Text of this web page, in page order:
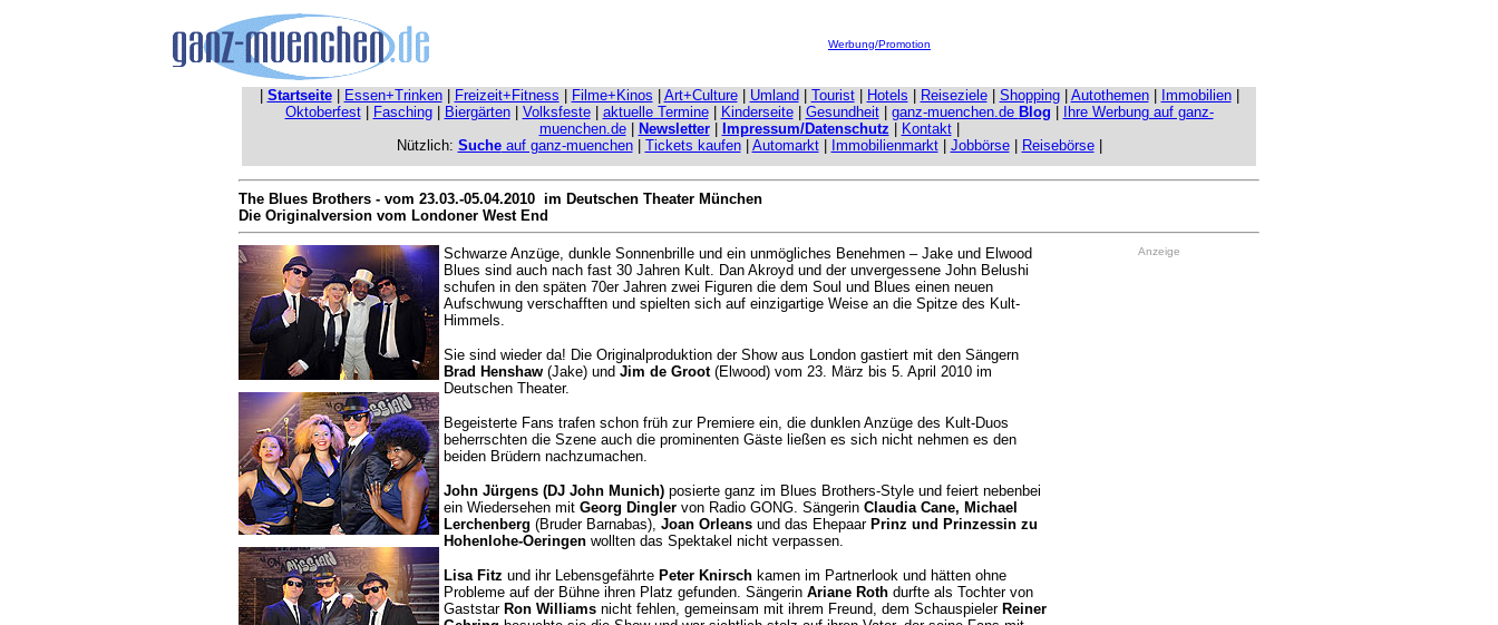
Werbung/Promotion
Startseite| Essen+Trinken| Freizeit+Fitness Filme+Kinos Art+Culture| Umland Tourist| Hotels Reiseziele| Shopping Autothemen Immobilien
Oktoberfest| Fasching| Biergärten| Volksfeste| aktuelle Termine| Kinderseite| Gesundheit| ganz-muenchen.de Blog
Ihre Werbung auf ganz-
muenchen.de| Newsletter| Impressum/Datenschutz Kontakt
Nützlich: Sucheauf ganz-muenchen| Tickets kaufen Automarkt Immobilienmarkt| Jobbörse| Reisebörse|
The Blues Brothers - vom 23.03.-05.04.2010 im Deutschen Theater München
Die Originalversion vom Londoner West End
Schwarze Anzüge, dunkle Sonnenbrille und ein unmögliches Benehmen – Jake und Elwood
Blues sind auch nach fast 30 Jahren Kult. Dan Akroyd und der unvergessene John Belushi
schufen in den späten 70er Jahren zwei Figuren die dem Soul und Blues einen neuen
Aufschwung verschafften und spielten sich auf einzigartige Weise an die Spitze des Kult-
Himmels.
Sie sind wieder da! Die Originalproduktion der Show aus London gastiert mit den Sängern
Brad Henshaw (Jake) und Jim de Groot(Elwood) vom 23. März bis 5. April 2010 im
Deutschen Theater.
Begeisterte Fans trafen schon früh zur Premiere ein, die dunklen Anzüge des Kult-Duos
beherrschten die Szene auch die prominenten Gäste ließen es sich nicht nehmen es den
beiden Brüdern nachzumachen.
John Jürgens (DJ John Munich) posierte ganz im Blues Brothers-Style und feiert nebenbei
ein Wiedersehen mit Georg Dingler von Radio GONG. Sängerin Claudia Cane, Michael
Lerchenberg (Bruder Barnabas), Joan Orleans und das Ehepaar Prinz und Prinzessin zu
Hohenlohe-Oeringen wollten das Spektakel nicht verpassen.
Lisa Fitz und ihr Lebensgefährte Peter Knirsch kamen im Partnerlook und hätten ohne
Probleme auf der Bühne ihren Platz gefunden. Sängerin Ariane Roth durfte als Tochter von
Gaststar Ron Williams nicht fehlen, gemeinsam mit ihrem Freund, dem Schauspieler Reiner
Anzeige